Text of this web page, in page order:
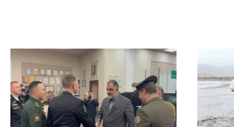
müzakirəsi
Azərbaycanlı